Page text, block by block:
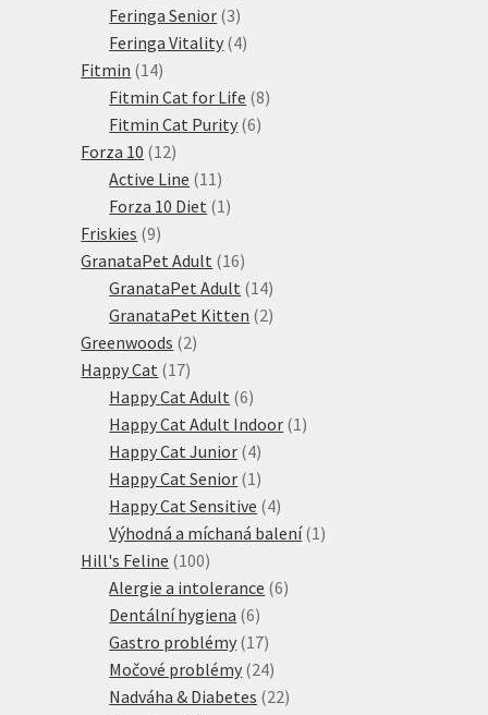
produkty
Feringa Senior 33
produkty
Feringa Vitality 44
Fitmin 1414
produktů
Fitmin Cat for Life 88
Fitmin Cat Purity 66
Forza 10 1212
produktů
Active Line 11 11
produktů
Forza 10 Diet 1 1
Friskies 99
produktů
GranataPet Adult 1616
produktů
GranataPet Adult 1414
produktů
GranataPet Kitten 22
Greenwoods 22
Happy Cat 1717
produktů
Happy Cat Adult 66
produktů
Happy Cat Adult Indoor 1 1
Happy Cat Junior 44
produkty
Happy Cat Senior 1 1
produkt
Happy Cat Sensitive 44
produkty
Výhodná a míchaná balení 1 1
Hill's Feline 100100
produktů
Alergie a intolerance 66
Dentální hygiena 66
produktů
Gastro problémy 1717
produktů
Močové problémy 2424
produktů
Nadváha & Diabetes 2222